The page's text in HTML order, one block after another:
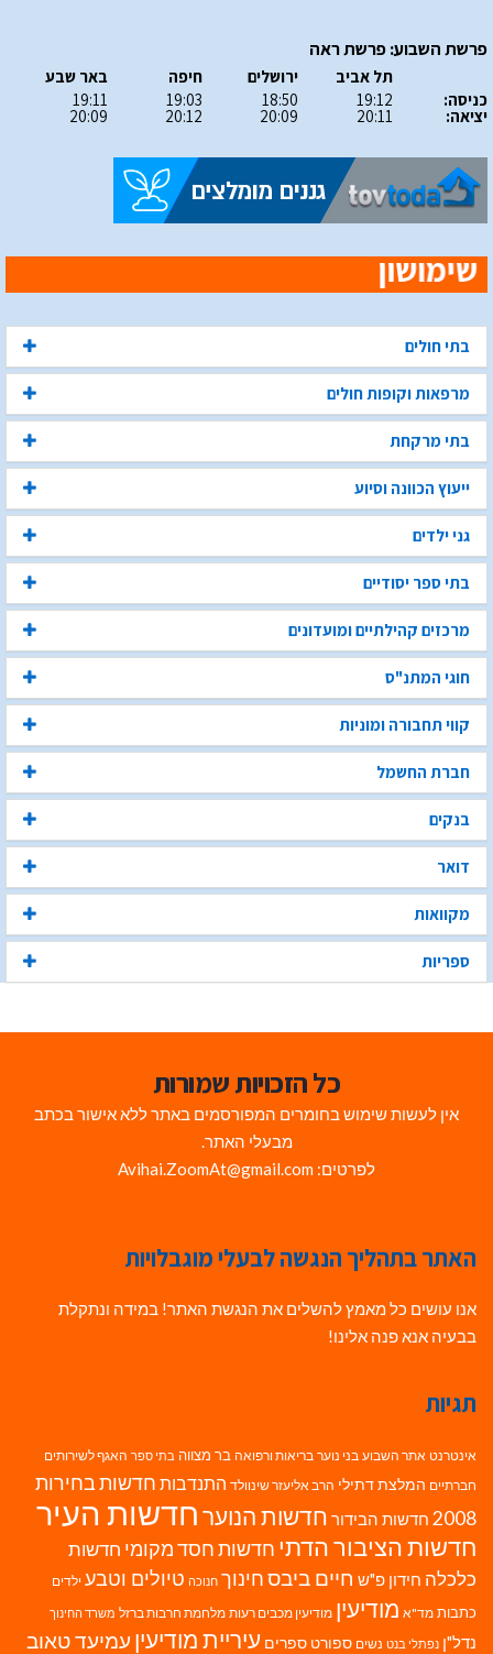
פרשת השבוע: פרשת ראה
כניסה:
יציאה:
תל אביב
19:12
20:11
ירושלים
18:50
20:09
חיפה
19:03
20:12
באר שבע
19:11
20:09
בתי חולים
מרפאות וקופות חולים
בתי מרקחת
ייעוץ הכוונה וסיוע
גני ילדים
בתי ספר יסודיים
מרכזים קהילתיים ומועדונים
חוגי המתנ"ס
קווי תחבורה ומוניות
חברת החשמל
בנקים
דואר
מקוואות
ספריות
כל הזכויות שמורות
אין לעשות שימוש בחומרים המפורסמים באתר ללא אישור בכתב
מבעלי האתר.
לפרטים: Avihai.ZoomAt@gmail.com
האתר בתהליך הנגשה לבעלי מוגבלויות
אנו עושים כל מאמץ להשלים את הנגשת האתר! במידה ונתקלת
בבעיה אנא פנה אלינו!
תגיות
אינטרנט אתר השבוע בני נוער בריאות ורפואה בר מצווה בתי ספר האגף לשירותים
חברתיים המלצת דתילי הרב אליעזר שינוולד התנדבות חדשות בחירות
2008 חדשות הבידור חדשות הנוערחדשות העיר
חדשות הציבור הדתי חדשות חסד מקומי חדשות
כלכלה חידון פ"ש חיים ביבסחינוך חנוכה טיולים וטבע ילדים
כתבות מד"א מודיעין מודיעין מכבים רעות מלחמת חרבות ברזל משרד החינוך
נדל"ן נפתלי בנט נשים ספורט ספרים עיריית מודיעין עמיעד טאוב